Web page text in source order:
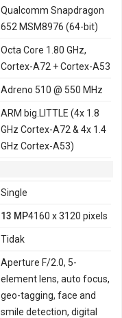
Qualcomm Snapdragon
652 MSM8976 (64-bit)
Octa Core 1.80 GHz,
Cortex-A72 + Cortex-A53
Adreno 510 @ 550 MHz
ARM big.LITTLE (4x 1.8
GHz Cortex-A72 & 4x 1.4
GHz Cortex-A53)
Single
13 MP4160 x 3120 pixels
Tidak
Aperture F/2.0, 5-
element lens, auto focus,
geo-tagging, face and
smile detection, digital